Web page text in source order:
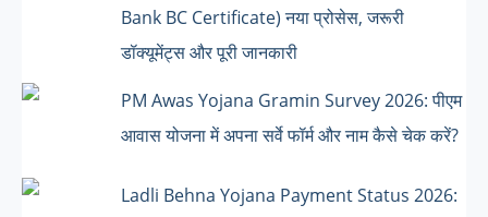
Bank BC Certificate) नया प्रोसेस, जरूरी
डॉक्यूमेंट्स और पूरी जानकारी
PM Awas Yojana Gramin Survey 2026: पीएम
आवास योजना में अपना सर्वे फॉर्म और नाम कैसे चेक करें?
Ladli Behna Yojana Payment Status 2026: